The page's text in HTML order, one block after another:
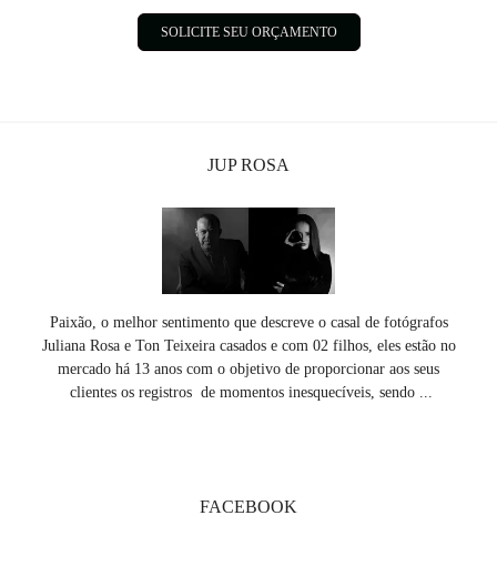
SOLICITE SEU ORÇAMENTO
JUP ROSA
Paixão, o melhor sentimento que descreve o casal de fotógrafos
Juliana Rosa e Ton Teixeira casados e com 02 filhos, eles estão no
mercado há 13 anos com o objetivo de proporcionar aos seus
clientes os registros de momentos inesquecíveis, sendo ...
FACEBOOK